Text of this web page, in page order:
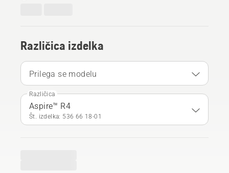
Različica izdelka
Prilega se modelu
Različica
Aspire™ R4
Št. izdelka: 536 66 18‑01